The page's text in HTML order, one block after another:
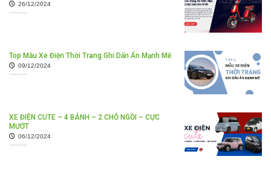
26/12/2024
Top Mẫu Xe Điện Thời Trang Ghi Dấn Ấn Mạnh Mẽ
09/12/2024
XE ĐIỆN CUTE – 4 BÁNH – 2 CHỖ NGỒI – CỰC
MƯỚT
06/12/2024